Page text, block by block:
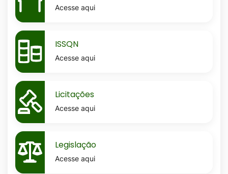
Acesse aqui
MaskIssqn
ISSQN
Acesse aqui
MaskLicitacoes
Licitações
Acesse aqui
MaskLegislacao
Legislação
Acesse aqui